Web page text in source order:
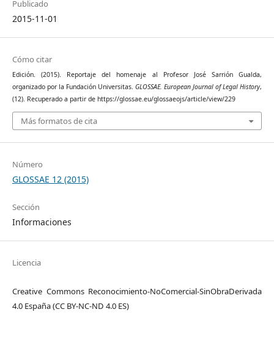
Publicado
2015-11-01
Cómo citar
Edición. (2015). Reportaje del homenaje al Profesor José Sarrión Gualda,
organizado por la Fundación Universitas. GLOSSAE. European Journal of Legal History,
(12). Recuperado a partir de https://glossae.eu/glossaeojs/article/view/229
Más formatos de cita
Número
GLOSSAE 12 (2015)
Sección
Informaciones
Licencia
Creative Commons Reconocimiento-NoComercial-SinObraDerivada
4.0 España (CC BY-NC-ND 4.0 ES)